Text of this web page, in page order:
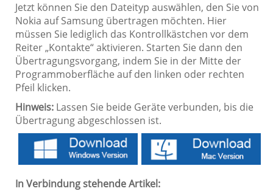
Jetzt können Sie den Dateityp auswählen, den Sie von
Nokia auf Samsung übertragen möchten. Hier
müssen Sie lediglich das Kontrollkästchen vor dem
Reiter „Kontakte“ aktivieren. Starten Sie dann den
Übertragungsvorgang, indem Sie in der Mitte der
Programmoberfläche auf den linken oder rechten
Pfeil klicken.
Hinweis: Lassen Sie beide Geräte verbunden, bis die
Übertragung abgeschlossen ist.
In Verbindung stehende Artikel: